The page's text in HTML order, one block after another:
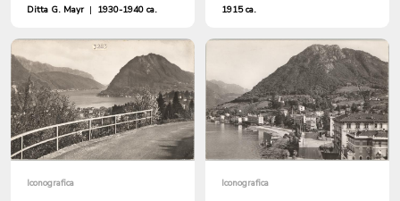
Ditta G. Mayr | 1930-1940 ca. 1915 ca.
Iconografica Iconografica